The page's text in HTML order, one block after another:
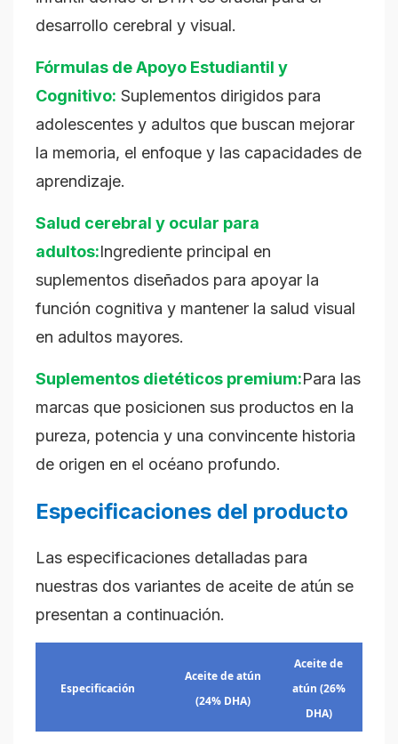
desarrollo cerebral y visual.
Fórmulas de Apoyo Estudiantil y
Cognitivo: Suplementos dirigidos para
adolescentes y adultos que buscan mejorar
la memoria, el enfoque y las capacidades de
aprendizaje.
Salud cerebral y ocular para
adultos:Ingrediente principal en
suplementos diseñados para apoyar la
función cognitiva y mantener la salud visual
en adultos mayores.
Suplementos dietéticos premium:Para las
marcas que posicionen sus productos en la
pureza, potencia y una convincente historia
de origen en el océano profundo.
Especificaciones del producto
Las especificaciones detalladas para
nuestras dos variantes de aceite de atún se
presentan a continuación.
Especificación
Aceite de atún
(24% DHA)
Aceite de
atún (26%
DHA)